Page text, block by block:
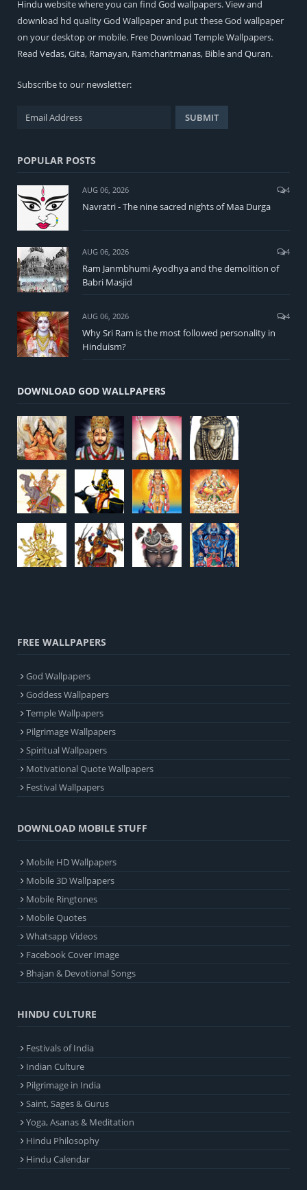
Hindu website where you can find God wallpapers. View and
download hd quality God Wallpaper and put these God wallpaper
on your desktop or mobile. Free Download Temple Wallpapers.
Read Vedas,Gita, Ramayan, Ramcharitmanas, Bibleand Quran.
Subscribe to our newsletter:
POPULAR POSTS
AUG 06, 2026 4
Navratri - The nine sacred nights of Maa Durga
AUG 06, 2026 4
Ram Janmbhumi Ayodhya and the demolition of
Babri Masjid
AUG 06, 2026 4
Why Sri Ram is the most followed personality in
Hinduism?
DOWNLOAD GOD WALLPAPERS
FREE WALLPAPERS
God Wallpapers
Goddess Wallpapers
Temple Wallpapers
Pilgrimage Wallpapers
Spiritual Wallpapers
Motivational Quote Wallpapers
Festival Wallpapers
DOWNLOAD MOBILE STUFF
Mobile HD Wallpapers
Mobile 3D Wallpapers
Mobile Ringtones
Mobile Quotes
Whatsapp Videos
Facebook Cover Image
Bhajan & Devotional Songs
HINDU CULTURE
Festivals of India
Indian Culture
Pilgrimage in India
Saint, Sages & Gurus
Yoga, Asanas & Meditation
Hindu Philosophy
Hindu Calendar